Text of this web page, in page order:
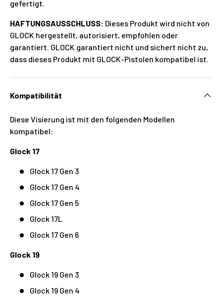
gefertigt.
HAFTUNGSAUSSCHLUSS: Dieses Produkt wird nicht von
GLOCK hergestellt, autorisiert, empfohlen oder
garantiert. GLOCK garantiert nicht und sichert nicht zu,
dass dieses Produkt mit GLOCK-Pistolen kompatibel ist.
Kompatibilität
Diese Visierung ist mit den folgenden Modellen
kompatibel:
Glock 17
Glock 17 Gen 3
Glock 17 Gen 4
Glock 17 Gen 5
Glock 17L
Glock 17 Gen 6
Glock 19
Glock 19 Gen 3
Glock 19 Gen 4